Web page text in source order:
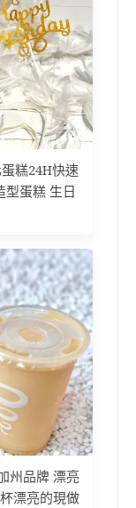
糕24H快速
型蛋糕 生日
州品牌 漂亮
漂亮的現做